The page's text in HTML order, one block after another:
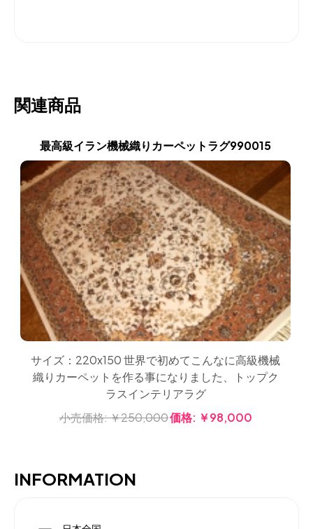
関連商品
最高級イラン機械織りカーペットラグ990015
サイズ：220x150 世界で初めてこんなに高級機械
織りカーペットを作る事になりました、トップク
ラスインテリアラグ
小売価格:￥250,000価格: ￥98,000
INFORMATION